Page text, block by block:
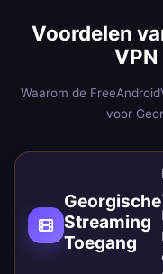
Voordelen
VPN
Waarom de
voor
Georgische
Streaming
Toegang